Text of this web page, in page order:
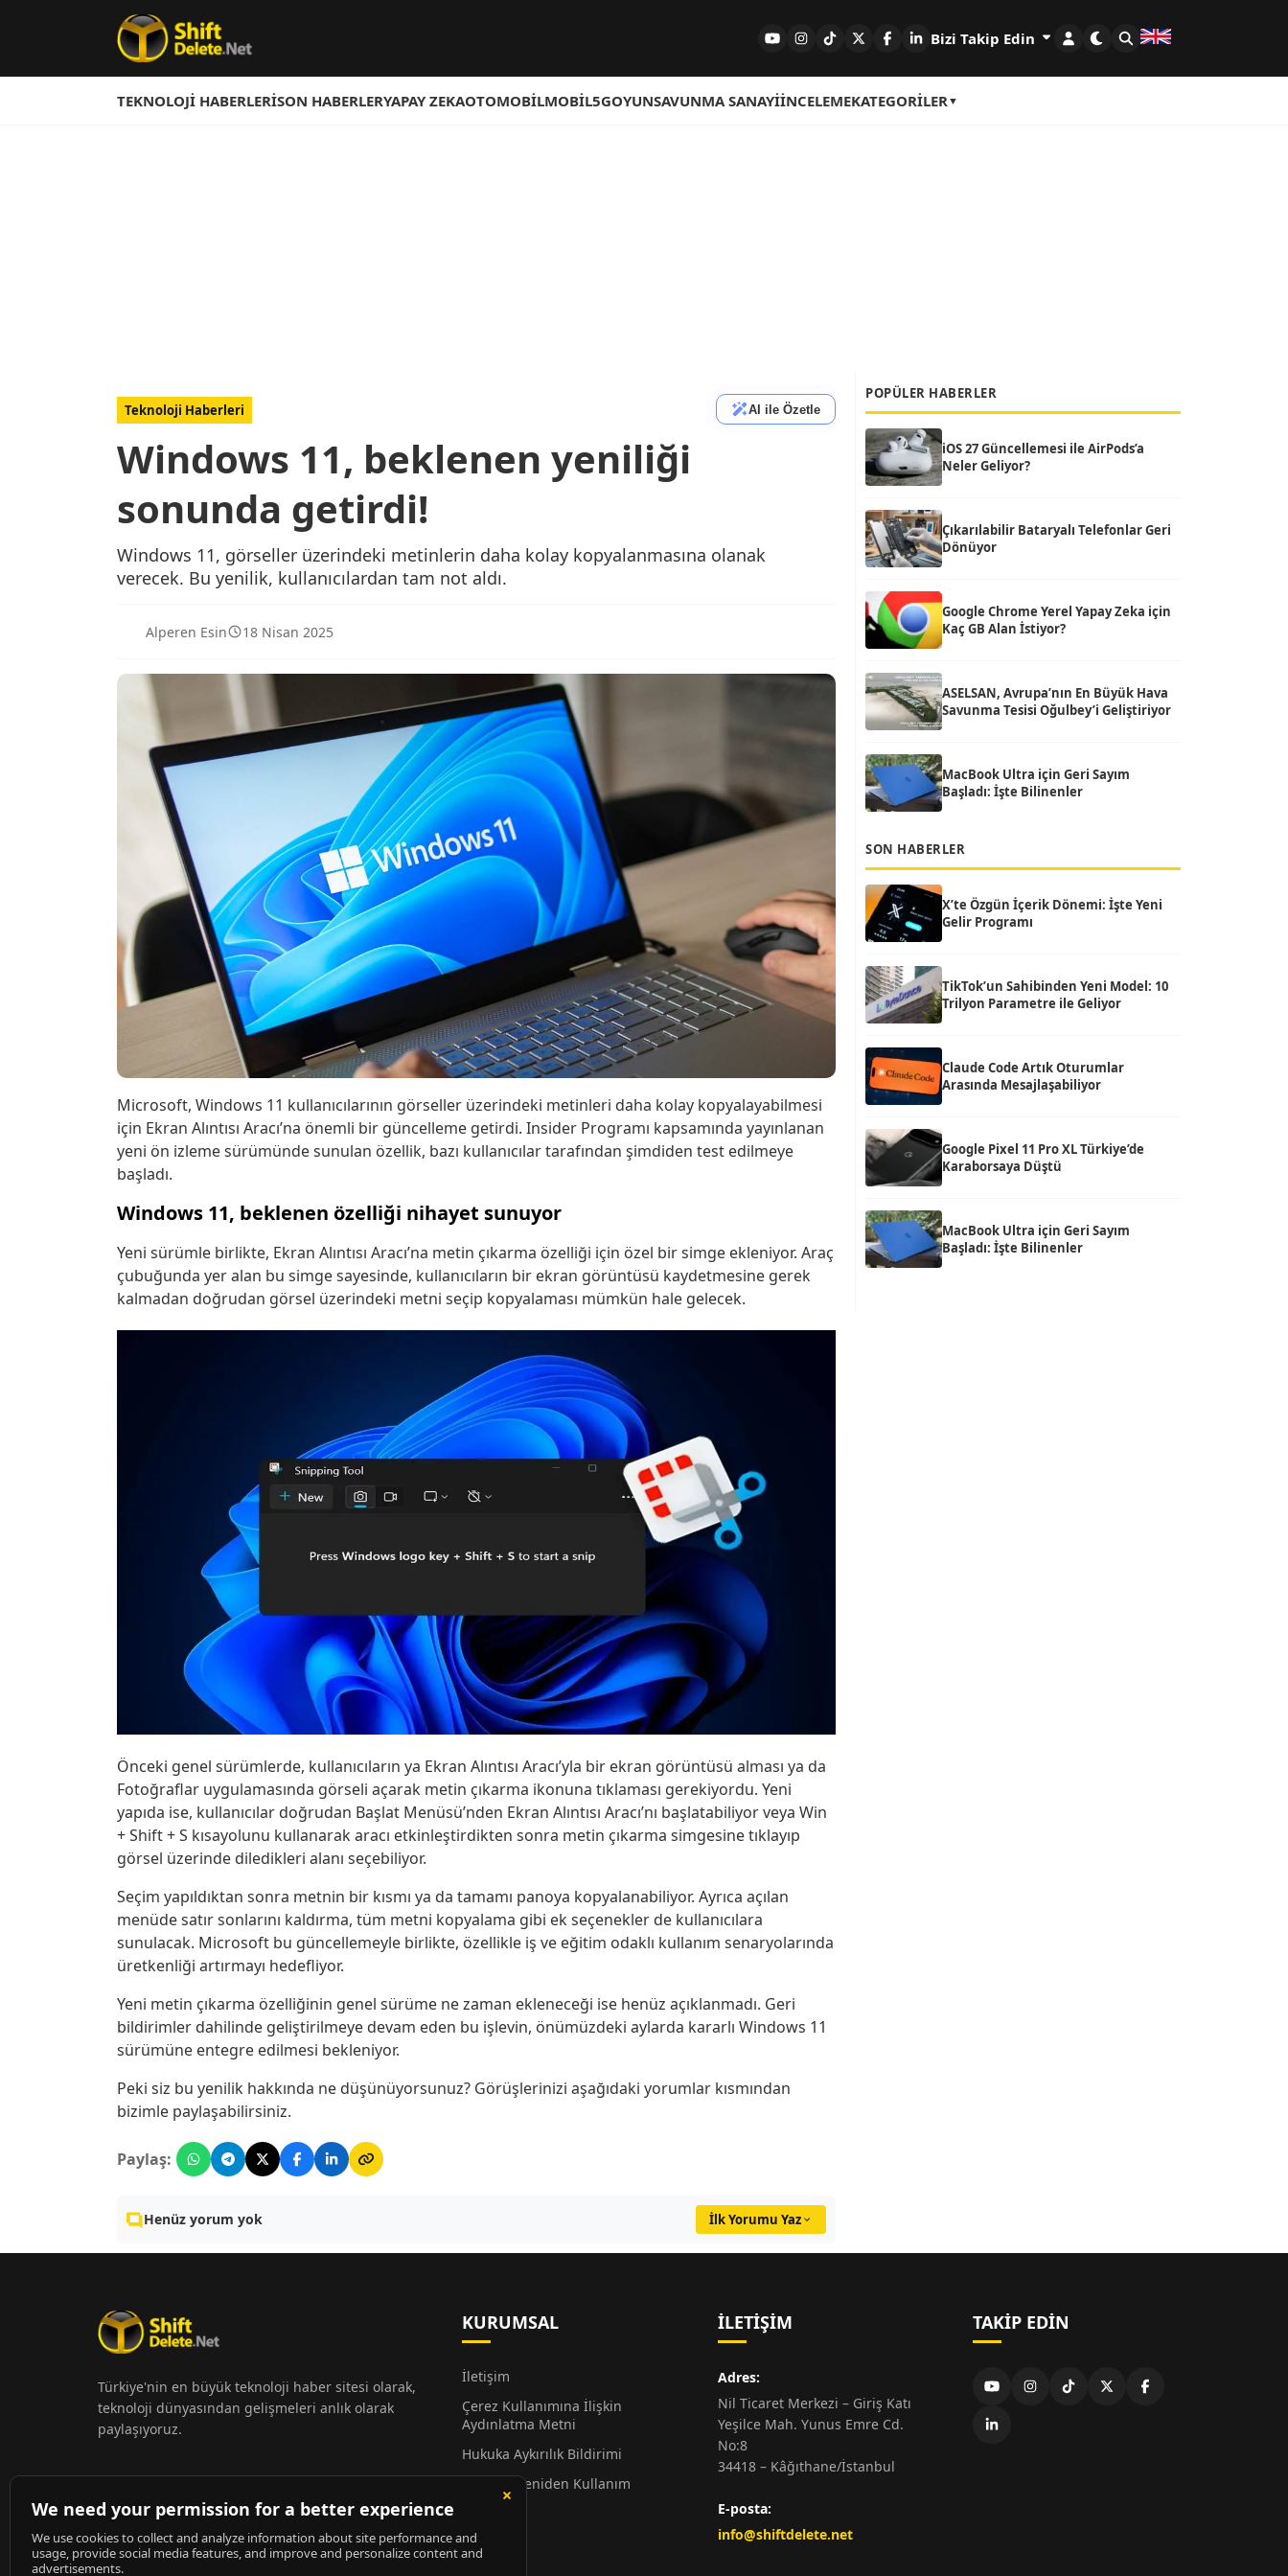
Bizi Takip Edin
TEKNOLOJI HABERLERISON HABERLERYAPAY ZEKAOTOMOBILMOBIL5GOYUNSAVUNMA SANAYIİNCELEMEKATEGORILER
Teknoloji Haberleri AI ile Özetle
Windows 11, beklenen yeniliği
sonunda getirdi!
Windows 11, görseller üzerindeki metinlerin daha kolay kopyalanmasına olanak
verecek. Bu yenilik, kullanıcılardan tam not aldı.
Alperen Esin 18 Nisan 2025
Microsoft, Windows 11 kullanıcılarının görseller üzerindeki metinleri daha kolay kopyalayabilmesi
için Ekran Alıntısı Aracı’na önemli bir güncelleme getirdi. Insider Programı kapsamında yayınlanan
yeni ön izleme sürümünde sunulan özellik, bazı kullanıcılar tarafından şimdiden test edilmeye
başladı.
Windows 11, beklenen özelliği nihayet sunuyor
Yeni sürümle birlikte, Ekran Alıntısı Aracı’na metin çıkarma özelliği için özel bir simge ekleniyor. Araç
çubuğunda yer alan bu simge sayesinde, kullanıcıların bir ekran görüntüsü kaydetmesine gerek
kalmadan doğrudan görsel üzerindeki metni seçip kopyalaması mümkün hale gelecek.
Önceki genel sürümlerde, kullanıcıların ya Ekran Alıntısı Aracı’yla bir ekran görüntüsü alması ya da
Fotoğraflar uygulamasında görseli açarak metin çıkarma ikonuna tıklaması gerekiyordu. Yeni
yapıda ise, kullanıcılar doğrudan Başlat Menüsü’nden Ekran Alıntısı Aracı’nı başlatabiliyor veya Win
+ Shift + S kısayolunu kullanarak aracı etkinleştirdikten sonra metin çıkarma simgesine tıklayıp
görsel üzerinde diledikleri alanı seçebiliyor.
Seçim yapıldıktan sonra metnin bir kısmı ya da tamamı panoya kopyalanabiliyor. Ayrıca açılan
menüde satır sonlarını kaldırma, tüm metni kopyalama gibi ek seçenekler de kullanıcılara
sunulacak. Microsoft bu güncellemeyle birlikte, özellikle iş ve eğitim odaklı kullanım senaryolarında
üretkenliği artırmayı hedefliyor.
Yeni metin çıkarma özelliğinin genel sürüme ne zaman ekleneceği ise henüz açıklanmadı. Geri
bildirimler dahilinde geliştirilmeye devam eden bu işlevin, önümüzdeki aylarda kararlı Windows 11
sürümüne entegre edilmesi bekleniyor.
Peki siz bu yenilik hakkında ne düşünüyorsunuz? Görüşlerinizi aşağıdaki yorumlar kısmından
bizimle paylaşabilirsiniz.
Paylaş:
Henüz yorum yok İlk Yorumu Yaz
POPÜLER HABERLER
iOS 27 Güncellemesi ile AirPods’a
Neler Geliyor?
Çıkarılabilir Bataryalı Telefonlar Geri
Dönüyor
Google Chrome Yerel Yapay Zeka için
Kaç GB Alan İstiyor?
ASELSAN, Avrupa’nın En Büyük Hava
Savunma Tesisi Oğulbey’i Geliştiriyor
MacBook Ultra için Geri Sayım
Başladı: İşte Bilinenler
SON HABERLER
X’te Özgün İçerik Dönemi: İşte Yeni
Gelir Programı
TikTok’un Sahibinden Yeni Model: 10
Trilyon Parametre ile Geliyor
Claude Code Artık Oturumlar
Arasında Mesajlaşabiliyor
Google Pixel 11 Pro XL Türkiye’de
Karaborsaya Düştü
MacBook Ultra için Geri Sayım
Başladı: İşte Bilinenler
Türkiye'nin en büyük teknoloji haber sitesi olarak,
teknoloji dünyasından gelişmeleri anlık olarak
paylaşıyoruz.
KURUMSAL
İletişim
Çerez Kullanımına İlişkin
Aydınlatma Metni
Hukuka Aykırılık Bildirimi
Alıntı ve Yeniden Kullanım
Hakkında
Künye
İLETIŞIM
Adres:
Nil Ticaret Merkezi – Giriş Katı
Yeşilce Mah. Yunus Emre Cd.
No:8
34418 – Kâğıthane/İstanbul
E-posta:
info@shiftdelete.net
TAKIP EDIN